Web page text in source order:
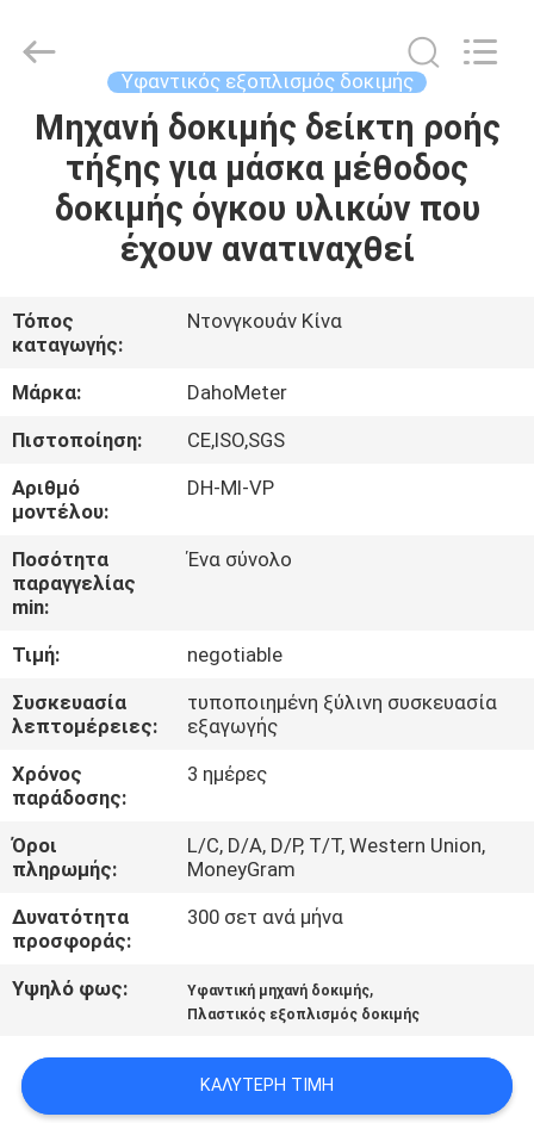
ΣΠΊΤΙ
ΠΡΟΪΌΝΤΑ
ΠΕΡΊΠΟΥ
ΕΜΕΊΣ
ΓΎΡΟΣ
ΕΡΓΟΣΤΑΣΊΩΝ
ΠΟΙΟΤΙΚΌΣ
ΈΛΕΓΧΟΣ
ΕΛΆΤΕ
ΣΕ
ΕΠΑΦΉ
ΜΕ
ΖΗΤΉΣΤΕ
ΈΝΑ
ΑΠΌΣΠΑΣΜΑ
PRIVACY
Reserved.
Developed
Υφαντικός εξοπλισμός δοκιμής
Μηχανή δοκιμής δείκτη ροής
τήξης για μάσκα μέθοδος
δοκιμής όγκου υλικών που
έχουν ανατιναχθεί
Τόπος
καταγωγής:
Ντονγκουάν Κίνα
Μάρκα:
DahoMeter
Πιστοποίηση:
CE,ISO,SGS
Αριθμό
μοντέλου:
DH-MI-VP
Ποσότητα
παραγγελίας
min:
Ένα σύνολο
Τιμή:
negotiable
Συσκευασία
λεπτομέρειες:
τυποποιημένη ξύλινη συσκευασία
εξαγωγής
Χρόνος
παράδοσης:
3 ημέρες
Όροι
πληρωμής:
L/C, D/A, D/P, T/T, Western Union,
MoneyGram
Δυνατότητα
προσφοράς:
300 σετ ανά μήνα
Υψηλό φως: Υφαντική μηχανή δοκιμής,
Πλαστικός εξοπλισμός δοκιμής
ΚΑΛΎΤΕΡΗ ΤΙΜΉ